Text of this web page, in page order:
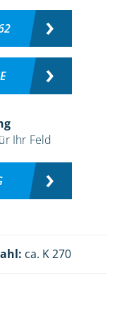
Ihr Feld
ca. K 270